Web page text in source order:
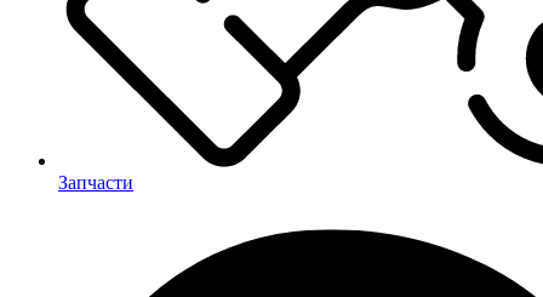
Запчасти